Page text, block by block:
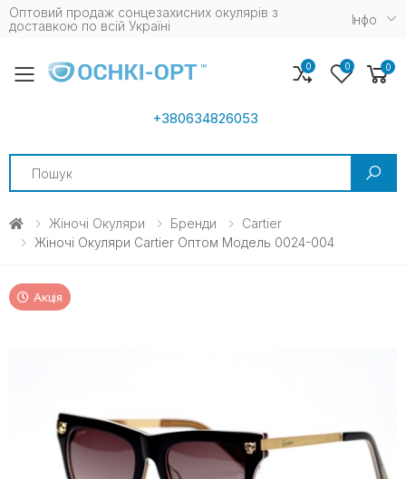
Оптовий продаж сонцезахисних окулярів з
доставкою по всій Україні
Iнфо
Toggle mobile menu
+380634826053
Search
0 0 0
Жіночі Окуляри Бренди
Cartier
Жіночі Окуляри Cartier Оптом Модель 0024-004
Акція